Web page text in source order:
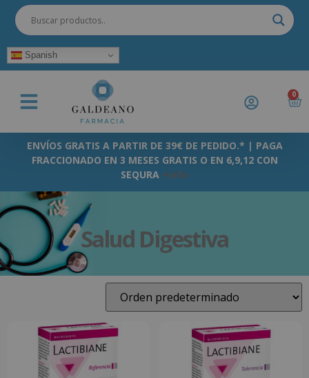
Spanish
0
ENVÍOS GRATIS A PARTIR DE 39€ DE PEDIDO.* | PAGA
FRACCIONADO EN 3 MESES GRATIS O EN 6,9,12 CON
SEQURA +info
Salud Digestiva